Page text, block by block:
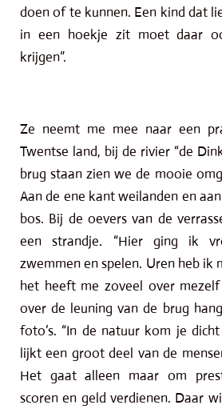
doen of te kunnen. Een kind dat
in een hoekje zit moet daar
krijgen”.
Ze neemt me mee naar een
Twentse land, bij de rivier “de
brug staan zien we de mooie
Aan de ene kant weilanden en
bos. Bij de oevers van de
een strandje. “Hier ging ik
zwemmen en spelen. Uren heb ik
het heeft me zoveel over mezelf
over de leuning van de brug
foto’s. “In de natuur kom je
lijkt een groot deel van de
Het gaat alleen maar om
scoren en geld verdienen. Daar